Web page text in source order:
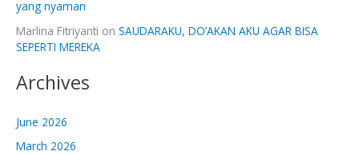
yang nyaman
Marlina Fitriyanti on SAUDARAKU, DO’AKAN AKU AGAR BISA
SEPERTI MEREKA
Archives
June 2026
March 2026